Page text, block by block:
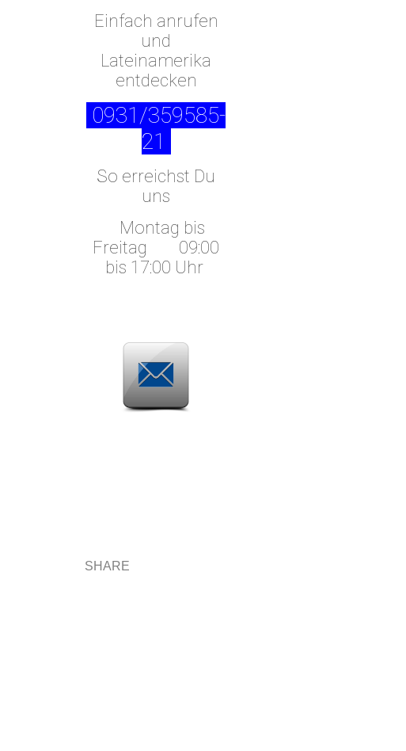
Einfach anrufen
und
Lateinamerika
entdecken
0931/359585-
21
So erreichst Du
uns
Montag bis
Freitag 09:00
bis 17:00 Uhr
SHARE